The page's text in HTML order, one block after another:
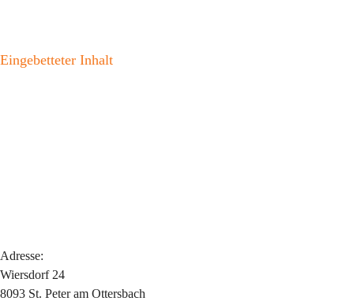
Eingebetteter Inhalt
Adresse:
Wiersdorf 24
8093 St. Peter am Ottersbach